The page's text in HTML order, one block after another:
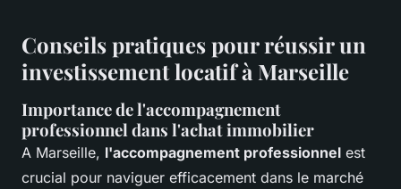
Conseils pratiques pour réussir un
investissement locatif à Marseille
Importance de l'accompagnement
professionnel dans l'achat immobilier
A Marseille, l'accompagnement professionnel est
crucial pour naviguer efficacement dans le marché